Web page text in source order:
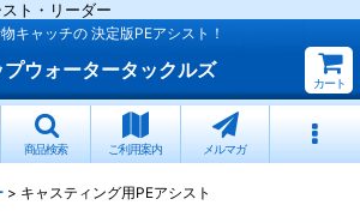
ト・リーダー
キャッチの 決定版PEアシスト！
プウォータータックルズ
カート
商品検索 ご利用案内 メルマガ
> キャスティング用PEアシスト